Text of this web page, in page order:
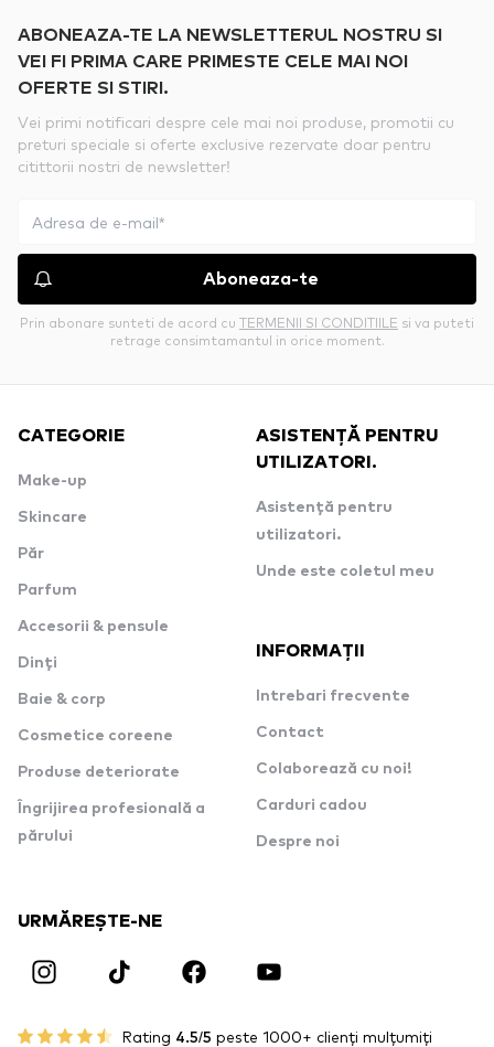
ABONEAZA-TE LA NEWSLETTERUL NOSTRU SI
VEI FI PRIMA CARE PRIMESTE CELE MAI NOI
OFERTE SI STIRI.
Vei primi notificari despre cele mai noi produse, promotii cu
preturi speciale si oferte exclusive rezervate doar pentru
citittorii nostri de newsletter!
Aboneaza-te
Prin abonare sunteti de acord cu TERMENII SI CONDITIILE si va puteti
retrage consimtamantul in orice moment.
CATEGORIE
Make-up
Skincare
Păr
Parfum
Accesorii & pensule
Dinți
Baie & corp
Cosmetice coreene
Produse deteriorate
Îngrijirea profesională a
părului
ASISTENȚĂ PENTRU
UTILIZATORI.
Asistență pentru
utilizatori.
Unde este coletul meu
INFORMAȚII
Intrebari frecvente
Contact
Colaborează cu noi!
Carduri cadou
Despre noi
URMĂREȘTE-NE
Rating 4.5/5 peste 1000+ clienți mulțumiți